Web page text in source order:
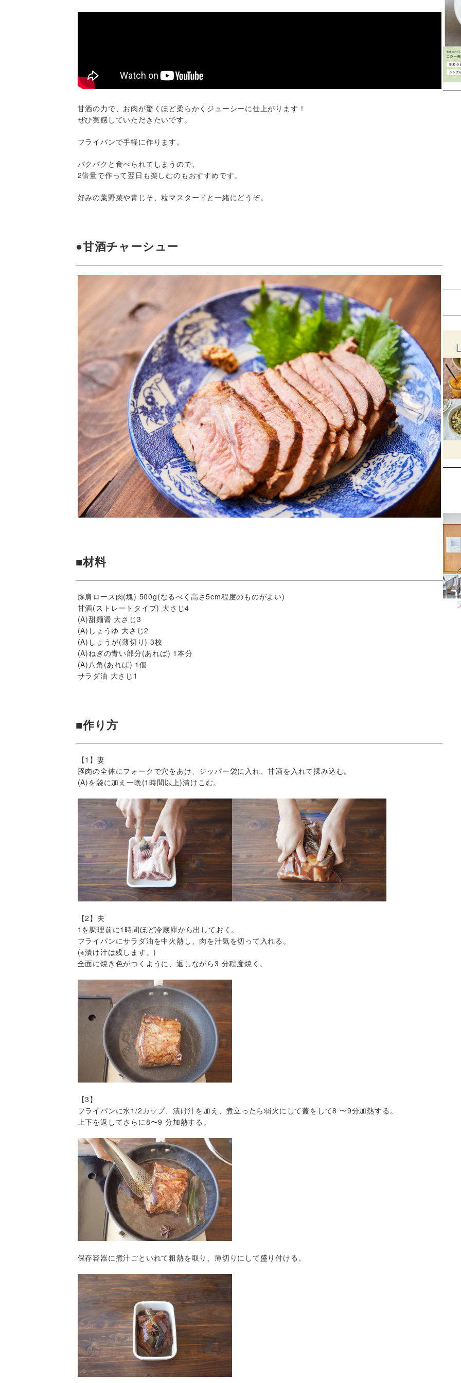
甘酒の力で、お肉が驚くほど柔らかくジューシーに仕上がります！
ぜひ実感していただきたいです。
フライパンで手軽に作ります。
パクパクと食べられてしまうので、
2倍量で作って翌日も楽しむのもおすすめです。
好みの葉野菜や青じそ、粒マスタードと一緒にどうぞ。
●甘酒チャーシュー
■材料
豚肩ロース肉(塊) 500g(なるべく高さ5cm程度のものがよい)
甘酒(ストレートタイプ) 大さじ4
(A)甜麺醤 大さじ3
(A)しょうゆ 大さじ2
(A)しょうが(薄切り) 3枚
(A)ねぎの青い部分(あれば) 1本分
(A)八角(あれば) 1個
サラダ油 大さじ1
■作り方
【1】妻
豚肉の全体にフォークで穴をあけ、ジッパー袋に入れ、甘酒を入れて揉み込む。
(A)を袋に加え一晩(1時間以上)漬けこむ。
【2】夫
1を調理前に1時間ほど冷蔵庫から出しておく。
フライパンにサラダ油を中火熱し、肉を汁気を切って入れる。
(※漬け汁は残します。)
全面に焼き色がつくように、返しながら3 分程度焼く。
【3】
フライパンに水1/2カップ、漬け汁を加え、煮立ったら弱火にして蓋をして8 〜9分加熱する。
上下を返してさらに8〜9 分加熱する。
保存容器に煮汁ごといれて粗熱を取り、薄切りにして盛り付ける。